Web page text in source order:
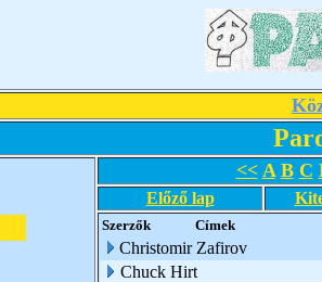
<< A B C
Előző lap
Szerzők Címek
Christomir Zafirov
Chuck Hirt